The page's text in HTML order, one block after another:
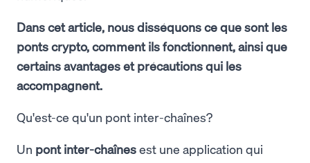
Dans cet article, nous disséquons ce que sont les
ponts crypto, comment ils fonctionnent, ainsi que
certains avantages et précautions qui les
accompagnent.
Qu'est-ce qu'un pont inter-chaînes?
Un pont inter-chaînesest une application qui